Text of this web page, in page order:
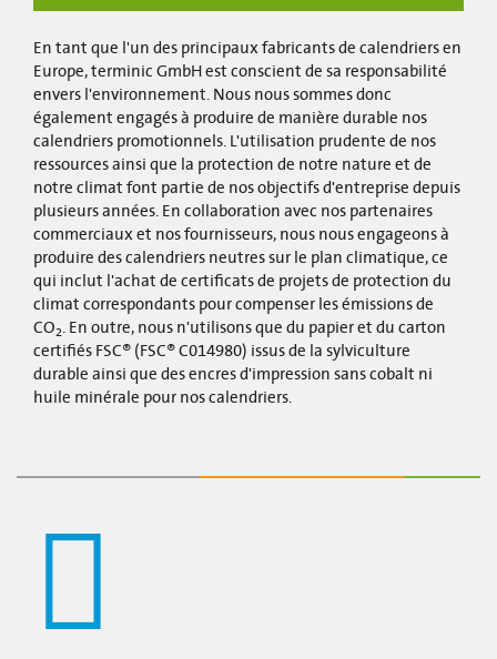
En tant que l'un des principaux fabricants de calendriers en
Europe, terminic GmbH est conscient de sa responsabilité
envers l'environnement. Nous nous sommes donc
également engagés à produire de manière durable nos
calendriers promotionnels. L'utilisation prudente de nos
ressources ainsi que la protection de notre nature et de
notre climat font partie de nos objectifs d'entreprise depuis
plusieurs années. En collaboration avec nos partenaires
commerciaux et nos fournisseurs, nous nous engageons à
produire des calendriers neutres sur le plan climatique, ce
qui inclut l'achat de certificats de projets de protection du
climat correspondants pour compenser les émissions de
CO2. En outre, nous n'utilisons que du papier et du carton
certifiés FSC® (FSC® C014980) issus de la sylviculture
durable ainsi que des encres d'impression sans cobalt ni
huile minérale pour nos calendriers.